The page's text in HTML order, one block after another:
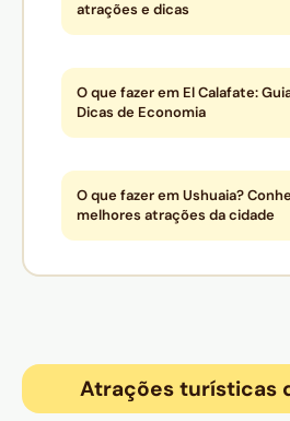
atrações e dicas
O que fazer em El Calafate:
Dicas de Economia
O que fazer em Ushuaia?
melhores atrações da cidade
Atrações turísticas